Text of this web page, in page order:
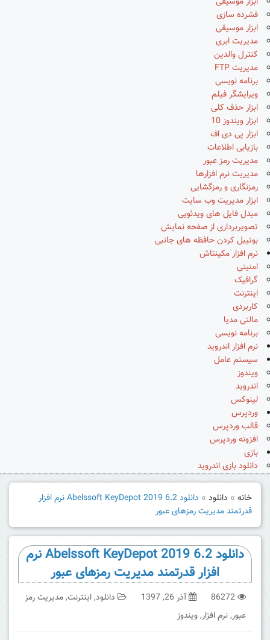
فشرده سازی
ابزار موسیقی
مدیریت ابری
کنترل والدین
مدیریت FTP
برنامه نویسی
ویرایشگر فیلم
ابزار حذف کلی
ابزار ویندوز 10
ابزار پی دی اف
بازیابی اطلاعات
مدیریت رمز عبور
مدیریت نرم افزارها
رمزنگاری و رمزگشایی
ابزار مدیریت وب سایت
مبدل فایل های ویدئویی
تصویربرداری از صفحه نمایش
بوتیبل کردن حافظه های جانبی
نرم افزار مکینتاش
امنیتی
گرافیک
اینترنت
کاربردی
مالتی مدیا
برنامه نویسی
نرم افزار اندروید
سیستم عامل
ویندوز
اندروید
لینوکس
وردپرس
قالب وردپرس
افزونه وردپرس
بازی
دانلود بازی اندروید
خانه » دانلود »
دانلود Abelssoft KeyDepot 2019 6.2 نرم افزار
قدرتمند مدیریت رمزهای عبور
دانلود Abelssoft KeyDepot 2019 6.2 نرم
افزار قدرتمند مدیریت رمزهای عبور
86272 آذر 26, 1397 دانلود,اینترنت,مدیریت رمز
عبور,نرم افزار,ویندوز